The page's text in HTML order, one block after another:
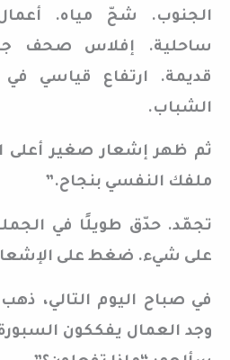
الجنوب. شحّ مياه.
ساحلية. إفلاس صحف
قديمة. ارتفاع قياسي
الشباب.
ثم ظهر إشعار صغير أعلى
ملفك النفسي بنجاح.”
تجمّد. حدّق طويلًا في
على شيء. ضغط على
في صباح اليوم التالي،
وجد العمال يفككون